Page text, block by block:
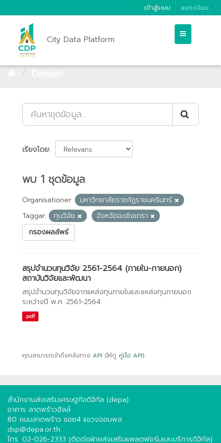
เข้าสู่ระบบ ลงทะเบียน
City Data Platform
เรียงโดย
พบ 1 ชุดข้อมูล
Organisationer:
มหาวิทยาลัยราชภัฏราชนครินทร์
Taggar:
ทุนวิจัย
จังหวัดฉะเชิงเทรา
กรองผลลัพธ์
สรุปจำนวนทุนวิจัย 2561-2564 (ภายใน-ภายนอก)
สถาบันวิจัยและพัฒนา
สรุปจำนวนทุนวิจัยจากแหล่งทุนภายในและแหล่งทุนภายนอก
ระหว่างปี พ.ศ. 2561-2564
.pdf
คุณสามารถเข้าถึงคลังทาง API (ให้ดู คู่มือ API).
สำนักงานส่งเสริมเศรษฐกิจดิจิทัล (depa)
อาคาร ลาดพร้าวฮิลล์
80 ถนนลาดพร้าว ซอย4 แขวงจอมพล
dsp@depa.or.th
โทร. 02-026-2333 (ติดต่อฝ่ายส่งเสริมแพลตฟอร์มและบริการดิจิทัล)